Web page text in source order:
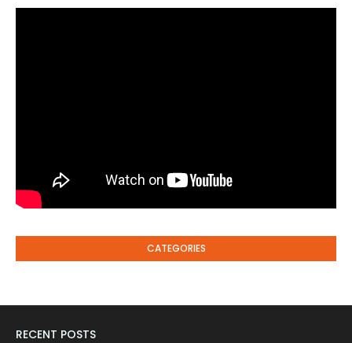
CATEGORIES
RECENT POSTS